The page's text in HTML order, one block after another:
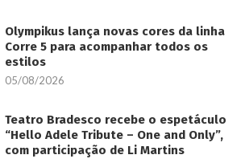
Olympikus lança novas cores da linha
Corre 5 para acompanhar todos os
estilos
05/08/2026
Teatro Bradesco recebe o espetáculo
“Hello Adele Tribute – One and Only”,
com participação de Li Martins